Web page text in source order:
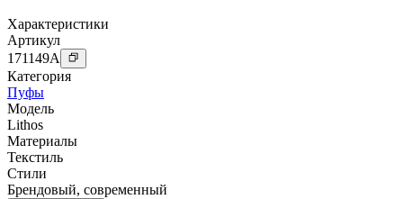
Характеристики
Артикул
171149A
Категория
Пуфы
Модель
Lithos
Материалы
Текстиль
Стили
Брендовый, современный